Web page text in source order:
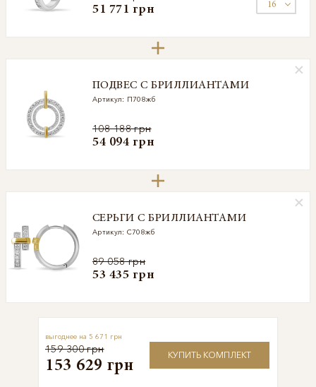
51 771 грн
ПОДВЕС С БРИЛЛИАНТАМИ
Артикул: П708жб
108 188 грн
54 094 грн
СЕРЬГИ С БРИЛЛИАНТАМИ
Артикул: С708жб
89 058 грн
53 435 грн
5 671 грн
159 300 грн
153 629 грн
КУПИТЬ КОМПЛЕКТ